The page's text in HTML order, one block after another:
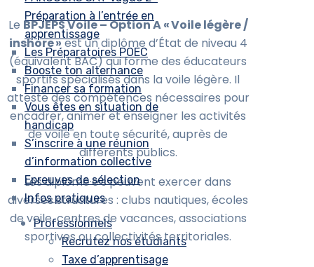
Préparation à l’entrée en
apprentissage
Les Préparatoires POEC
Booste ton alternance
Financer sa formation
Vous êtes en situation de
handicap
S’inscrire à une réunion
d’information collective
Epreuves de sélection
Infos pratiques
Professionnels
Recrutez nos étudiants
Taxe d’apprentisage
Le BPJEPS Voile – Option A « Voile légère /
inshore »est un diplôme d’État de niveau 4
(équivalent BAC) qui forme des éducateurs
sportifs spécialisés dans la voile légère. Il
atteste des compétences nécessaires pour
encadrer, animer et enseigner les activités
de voile en toute sécurité, auprès de
différents publics.
Les diplômé·e·s peuvent exercer dans
diverses structures : clubs nautiques, écoles
de voile, centres de vacances, associations
sportives ou collectivités territoriales.